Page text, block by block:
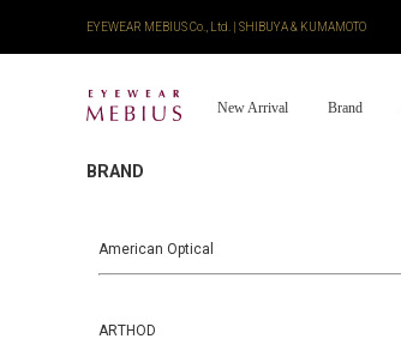
EYEWEAR MEBIUS Co., Ltd. | SHIBUYA & KUMAMOTO
New Arrival Brand
BRAND
American Optical
ARTHOD